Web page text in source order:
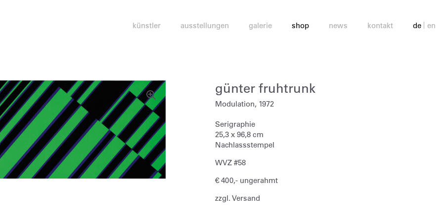
künstler ausstellungen galerie shop news kontakt de en
günter fruhtrunk
Modulation, 1972
Serigraphie
25,3 x 96,8 cm
Nachlassstempel
WVZ #58
€ 400,- ungerahmt
zzgl. Versand